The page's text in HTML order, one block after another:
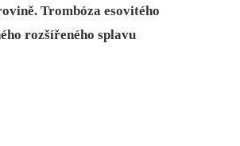
Trombóza esovitého
rozšířeného splavu